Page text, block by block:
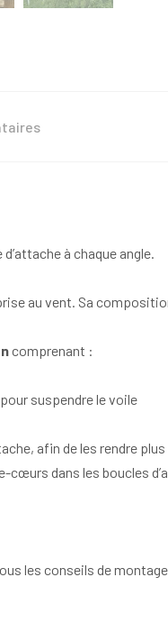
à chaque angle.
au vent. Sa
comprenant :
suspendre le voile
afin de les rendre
cœurs dans les boucles
les conseils de